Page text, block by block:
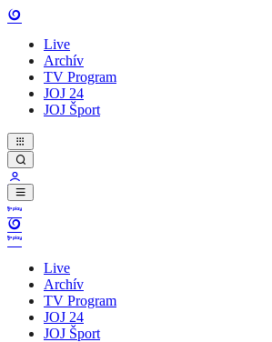
Live
Archív
TV Program
JOJ 24
JOJ Šport
Live
Archív
TV Program
JOJ 24
JOJ Šport